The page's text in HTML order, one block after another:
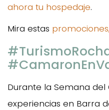
ahora tu hospedaje.
Mira estas
Durante la Semana
experiencias en Barra